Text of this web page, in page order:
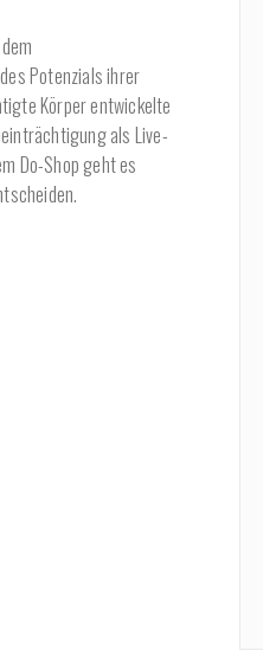
Potenzials ihrer
Körper entwickelte
als Live-
Do-Shop geht es